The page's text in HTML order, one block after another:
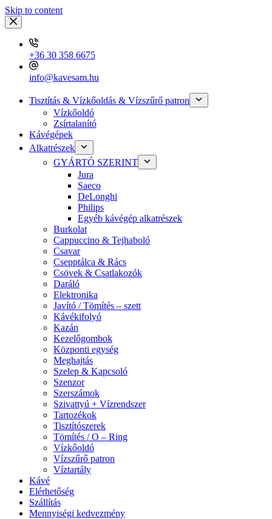
Skip to content
+36 30 358 6675
info@kavesam.hu
Tisztítás & Vízkőoldás & Vízszűrő patron
Vízkőoldó
Zsírtalanító
Kávégépek
Alkatrészek
GYÁRTÓ SZERINT
Jura
Saeco
DeLonghi
Philips
Egyéb kávégép alkatrészek
Burkolat
Cappuccino & Tejhaboló
Csavar
Csepptálca & Rács
Csövek & Csatlakozók
Daráló
Elektronika
Javító / Tömítés – szett
Kávékifolyó
Kazán
Kezelőgombok
Központi egység
Meghajtás
Szelep & Kapcsoló
Szenzor
Szerszámok
Szivattyú + Vízrendszer
Tartozékok
Tisztítószerek
Tömítés / O – Ring
Vízkőoldó
Vízszűrő patron
Víztartály
Kávé
Elérhetőség
Szállítás
Mennyiségi kedvezmény